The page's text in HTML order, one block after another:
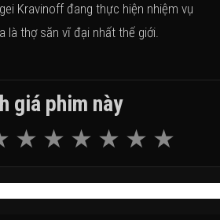
Kravinoff đang thực hiện nhiệm vụ
là thợ săn vĩ đại nhất thế giới.
giá phim này